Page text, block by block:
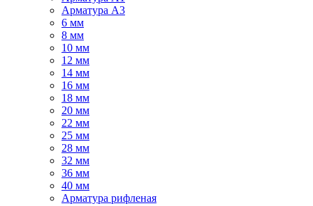
Арматура А3
6 мм
8 мм
10 мм
12 мм
14 мм
16 мм
18 мм
20 мм
22 мм
25 мм
28 мм
32 мм
36 мм
40 мм
Арматура рифленая